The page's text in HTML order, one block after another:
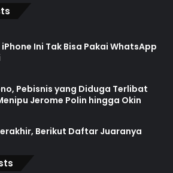
Ini Tak Bisa Pakai WhatsApp
Pebisnis yang Diduga Terlibat
Jerome Polin hingga Okin
Berikut Daftar Juaranya